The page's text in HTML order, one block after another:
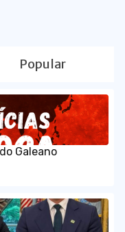
Popular
Galeano